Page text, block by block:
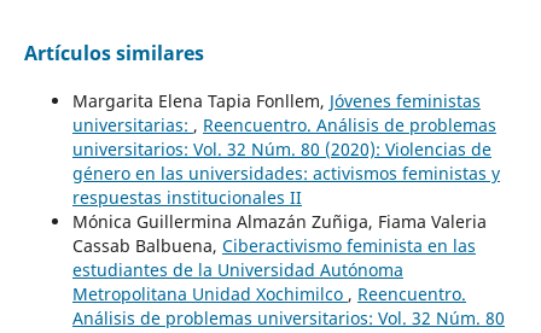
Artículos similares
Margarita Elena Tapia Fonllem, Jóvenes feministas
universitarias: , Reencuentro. Análisis de problemas
universitarios: Vol. 32 Núm. 80 (2020): Violencias de
género en las universidades: activismos feministas y
respuestas institucionales II
Mónica Guillermina Almazán Zuñiga, Fiama Valeria
Cassab Balbuena, Ciberactivismo feminista en las
estudiantes de la Universidad Autónoma
Metropolitana Unidad Xochimilco , Reencuentro.
Análisis de problemas universitarios: Vol. 32 Núm. 80